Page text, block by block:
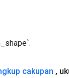
cakupan ,